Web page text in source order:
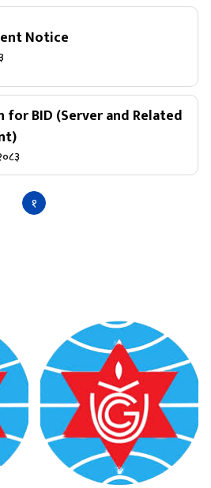
Notice
BID (Server and Related
१